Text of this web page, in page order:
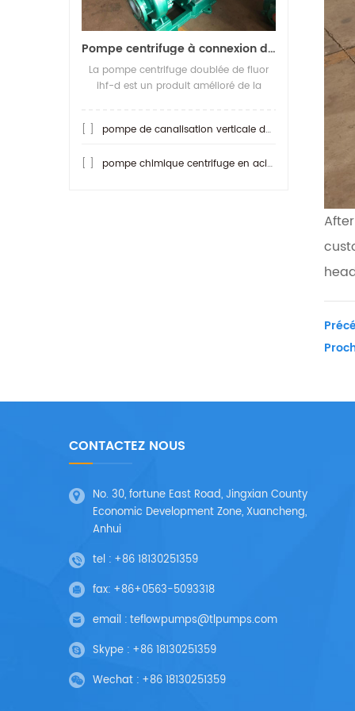
Pompe centrifuge à connexion directe doublée de téflon ihf-d
La pompe centrifuge doublée de fluor
ihf-d est un produit amélioré de la
pompe de canalisation verticale doublée de téflon gdf
pompe chimique centrifuge en acier inoxydable ih
CONTACTEZ NOUS
No. 30, fortune East Road, Jingxian County
Economic Development Zone, Xuancheng,
Anhui
tel : +86 18130251359
fax: +86+0563-5093318
email :teflowpumps@tlpumps.com
Skype : +86 18130251359
Wechat : +86 18130251359